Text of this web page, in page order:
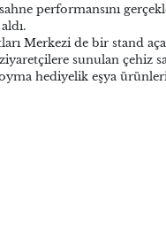
performansını
Merkezi de bir stand
sunulan çehiz
hediyelik eşya